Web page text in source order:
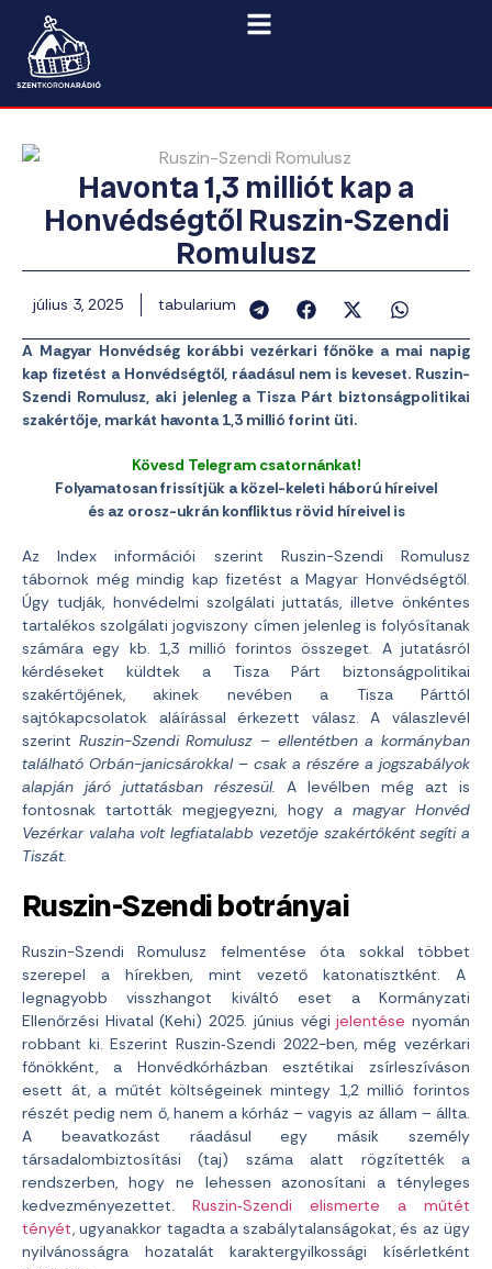
Havonta 1,3 milliót kap a
Honvédségtől Ruszin-Szendi
Romulusz
július 3, 2025 tabularium
A Magyar Honvédség korábbi vezérkari főnöke a mai napig
kap fizetést a Honvédségtől, ráadásul nem is keveset. Ruszin-
Szendi Romulusz, aki jelenleg a Tisza Párt biztonságpolitikai
szakértője, markát havonta 1,3 millió forint üti.
Kövesd Telegram csatornánkat!
Folyamatosan frissítjük a közel-keleti háború híreivel
és az orosz-ukrán konfliktus rövid híreivel is
Az Index információi szerint Ruszin-Szendi Romulusz
tábornok még mindig kap fizetést a Magyar Honvédségtől.
Úgy tudják, honvédelmi szolgálati juttatás, illetve önkéntes
tartalékos szolgálati jogviszony címen jelenleg is folyósítanak
számára egy kb. 1,3 millió forintos összeget. A jutatásról
kérdéseket küldtek a Tisza Párt biztonságpolitikai
szakértőjének, akinek nevében a Tisza Párttól
sajtókapcsolatok aláírással érkezett válasz. A válaszlevél
szerint Ruszin-Szendi Romulusz – ellentétben a kormányban
található Orbán-janicsárokkal – csak a részére a jogszabályok
alapján járó juttatásban részesül.
A levélben még azt is
fontosnak tartották megjegyezni, hogy a magyar Honvéd
Vezérkar valaha volt legfiatalabb vezetője szakértőként segíti a
Tiszát.
Ruszin-Szendi botrányai
Ruszin-Szendi Romulusz felmentése óta sokkal többet
szerepel a hírekben, mint vezető katonatisztként. A
legnagyobb visszhangot kiváltó eset a Kormányzati
Ellenőrzési Hivatal (Kehi) 2025. június végijelentése nyomán
robbant ki. Eszerint Ruszin‑Szendi 2022-ben, még vezérkari
főnökként, a Honvédkórházban esztétikai zsírleszíváson
esett át, a műtét költségeinek mintegy 1,2 millió forintos
részét pedig nem ő, hanem a kórház – vagyis az állam – állta.
A beavatkozást ráadásul egy másik személy
társadalombiztosítási (taj) száma alatt rögzítették a
rendszerben, hogy ne lehessen azonosítani a tényleges
kedvezményezettet. Ruszin‑Szendi elismerte a műtét
tényét , ugyanakkor tagadta a szabálytalanságokat, és az ügy
nyilvánosságra hozatalát karaktergyilkossági kísérletként